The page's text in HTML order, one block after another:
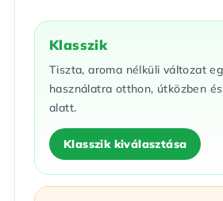
Klasszik
Tiszta, aroma nélküli változat
használatra otthon, útközben
alatt.
Klasszik kiválasztása